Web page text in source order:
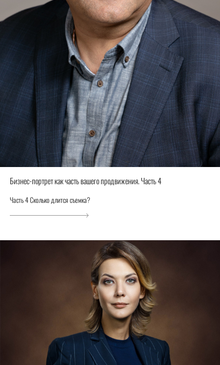
Бизнес-портрет как часть вашего продвижения. Часть 4
Часть 4 Сколько длится съемка?